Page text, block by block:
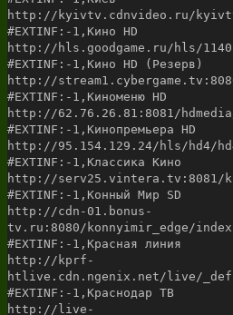
http://kyivtv.cdnvideo.ru/
#EXTINF:-1,Кино HD
http://hls.goodgame.ru/hls/
#EXTINF:-1,Кино HD (Резерв)
http://
#EXTINF:-1,Киноменю HD
http://62.76.26.81:8081/
#EXTINF:-1,Кинопремьера HD
http://95.154.129.24/hls/hd4/
#EXTINF:-1,Классика Кино
http://serv25.vintera.tv:8081/
#EXTINF:-1,Конный Мир SD
http://cdn-01.bonus-
tv.ru:8080/konnyimir_edge/
#EXTINF:-1,Красная линия
http://kprf-
htlive.cdn.ngenix.net/live/
#EXTINF:-1,Краснодар ТВ
http://live-